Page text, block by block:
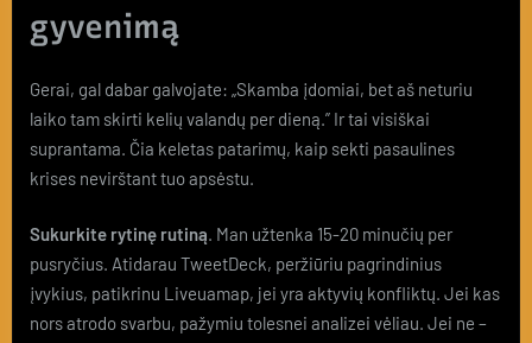
gyvenimą
Gerai, gal dabar galvojate: „Skamba įdomiai, bet aš neturiu
laiko tam skirti kelių valandų per dieną.” Ir tai visiškai
suprantama. Čia keletas patarimų, kaip sekti pasaulines
krises nevirštant tuo apsėstu.
Sukurkite rytinę rutiną. Man užtenka 15-20 minučių per
pusryčius. Atidarau TweetDeck, peržiūriu pagrindinius
įvykius, patikrinu Liveuamap, jei yra aktyvių konfliktų. Jei kas
nors atrodo svarbu, pažymiu tolesnei analizei vėliau. Jei ne –